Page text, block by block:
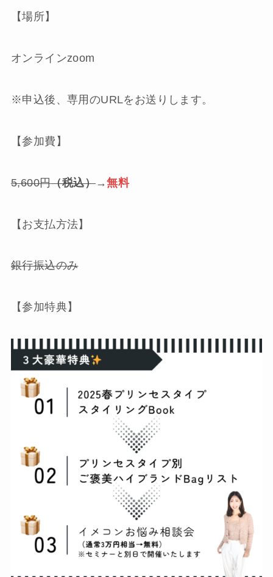
【場所】
オンラインzoom
※申込後、専用のURLをお送りします。
【参加費】
5,600円（税込）→無料
【お支払方法】
銀行振込のみ
【参加特典】